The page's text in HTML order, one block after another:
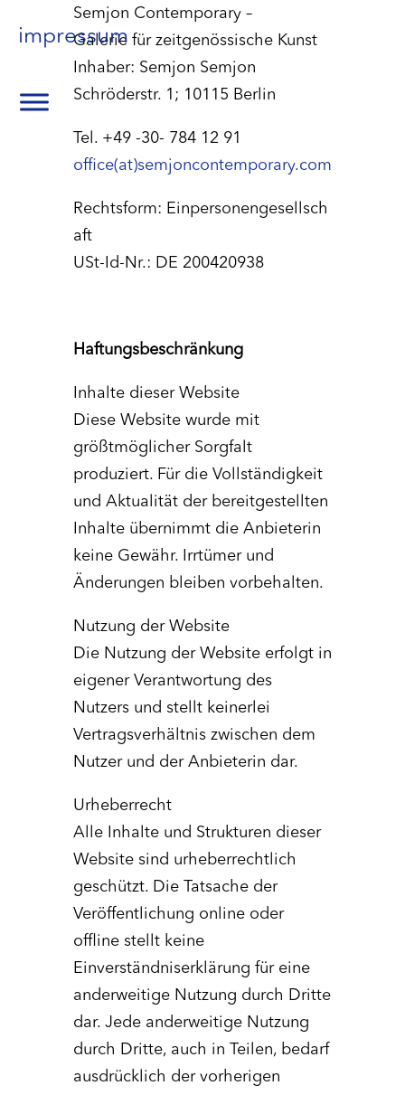
impressum
Semjon Contemporary –
Galerie für zeitgenössische Kunst
Inhaber: Semjon Semjon
Schröderstr. 1; 10115 Berlin
Tel. +49 -30- 784 12 91
office(at)semjoncontemporary.com
Rechtsform: Einpersonengesellsch
aft
USt-Id-Nr.: DE 200420938
Haftungsbeschränkung
Inhalte dieser Website
Diese Website wurde mit
größtmöglicher Sorgfalt
produziert. Für die Vollständigkeit
und Aktualität der bereitgestellten
Inhalte übernimmt die Anbieterin
keine Gewähr. Irrtümer und
Änderungen bleiben vorbehalten.
Nutzung der Website
Die Nutzung der Website erfolgt in
eigener Verantwortung des
Nutzers und stellt keinerlei
Vertragsverhältnis zwischen dem
Nutzer und der Anbieterin dar.
Urheberrecht
Alle Inhalte und Strukturen dieser
Website sind urheberrechtlich
geschützt. Die Tatsache der
Veröffentlichung online oder
offline stellt keine
Einverständniserklärung für eine
anderweitige Nutzung durch Dritte
dar. Jede anderweitige Nutzung
durch Dritte, auch in Teilen, bedarf
ausdrücklich der vorherigen